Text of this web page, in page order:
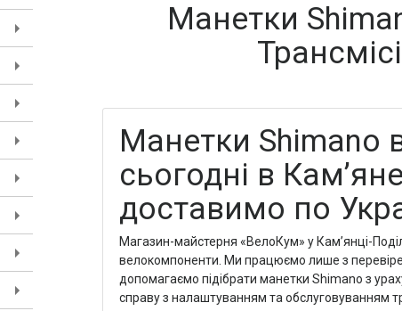
Манетки
Манетки Shimano
сьогодні в
доставимо по
Магазин-майстерня «ВелоКум» у Кам’янці-
велокомпоненти. Ми працюємо лише з
допомагаємо підібрати манетки Shimano з
справу з налаштуванням та обслуговуванням